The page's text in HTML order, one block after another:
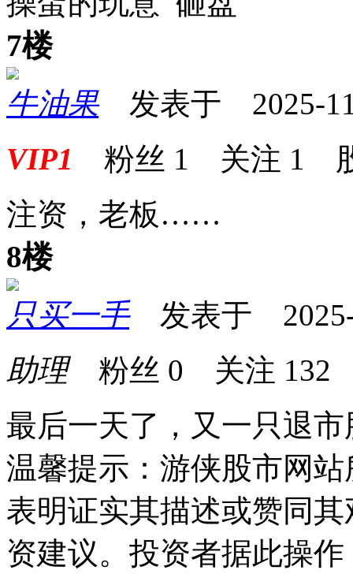
7楼
牛油果发表于 2025-
VIP1 粉丝 1 关注 1
注资，老板……
8楼
只买一手发表于 2025-
助理粉丝 0 关注 132
最后一天了，又一只退
温馨提示：游侠股市网
表明证实其描述或赞同
资建议。投资者据此操